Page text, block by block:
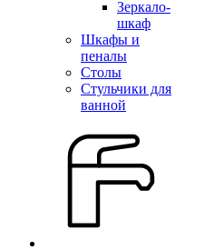
Зеркало-
шкаф
Шкафы и
пеналы
Столы
Стульчики для
ванной